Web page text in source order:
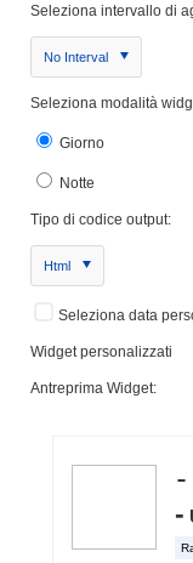
Seleziona intervallo di
No Interval
Seleziona modalità
Giorno
Notte
Tipo di codice output:
Html
Seleziona data
Widget personalizzati
Antreprima Widget: